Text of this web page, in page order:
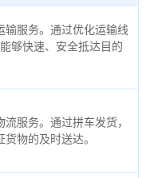
输服务。通过优化运输线
够快速、安全抵达目的
服务。通过拼车发货，
物的及时送达。